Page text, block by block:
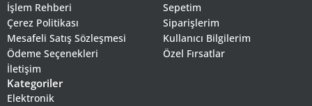
İşlem Rehberi
Çerez Politikası
Mesafeli Satış Sözleşmesi
Ödeme Seçenekleri
İletişim
Sepetim
Siparişlerim
Kullanıcı Bilgilerim
Özel Fırsatlar
Kategoriler
Elektronik